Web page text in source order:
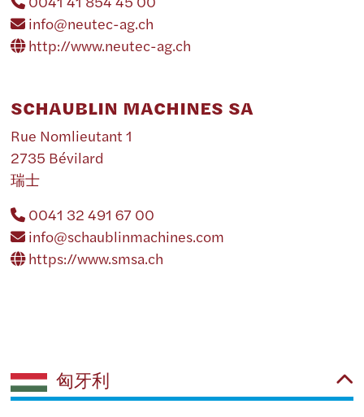
info@neutec-ag.ch
http://www.neutec-ag.ch
SCHAUBLIN MACHINES SA
Rue Nomlieutant 1
2735 Bévilard
瑞士
0041 32 491 67 00
info@schaublinmachines.com
https://www.smsa.ch
匈牙利